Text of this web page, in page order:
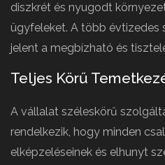
diszkrét és nyugodt
ügyfeleket. A több évtizedes
jelent a megbízható és
Teljes Körű
A vállalat széleskörű
rendelkezik, hogy minden
elképzeléseinek és elhunyt